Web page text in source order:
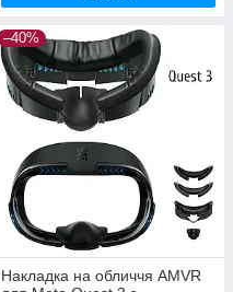
–40%
Накладка на обличчя AMVR